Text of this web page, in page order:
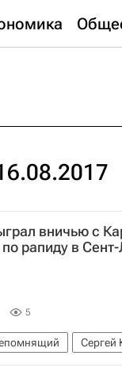
вничью с
рапиду в
5
Сергей